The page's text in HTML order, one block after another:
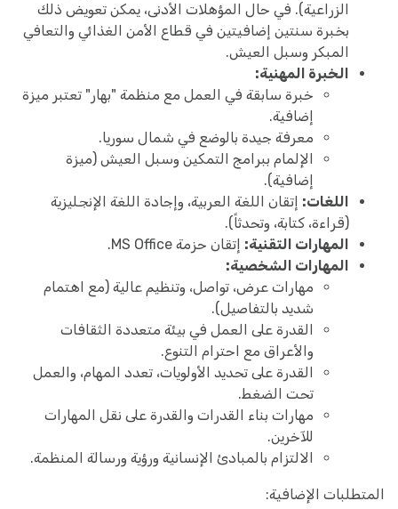
الزراعية). في حال المؤهلات الأدنى، يمكن تعويض ذلك
بخبرة سنتين إضافيتين في قطاع الأمن الغذائي والتعافي
المبكر وسبل العيش.
الخبرة المهنية:
خبرة سابقة في العمل مع منظمة "بهار" تعتبر ميزة
إضافية.
معرفة جيدة بالوضع في شمال سوريا.
الإلمام ببرامج التمكين وسبل العيش (ميزة
إضافية).
اللغات: إتقان اللغة العربية، وإجادة اللغة الإنجليزية
(قراءة، كتابة، وتحدثاً).
المهارات التقنية: إتقان حزمة MS Office.
المهارات الشخصية:
مهارات عرض، تواصل، وتنظيم عالية (مع اهتمام
شديد بالتفاصيل).
القدرة على العمل في بيئة متعددة الثقافات
والأعراق مع احترام التنوع.
القدرة على تحديد الأولويات، تعدد المهام، والعمل
تحت الضغط.
مهارات بناء القدرات والقدرة على نقل المهارات
للآخرين.
الالتزام بالمبادئ الإنسانية ورؤية ورسالة المنظمة.
المتطلبات الإضافية: